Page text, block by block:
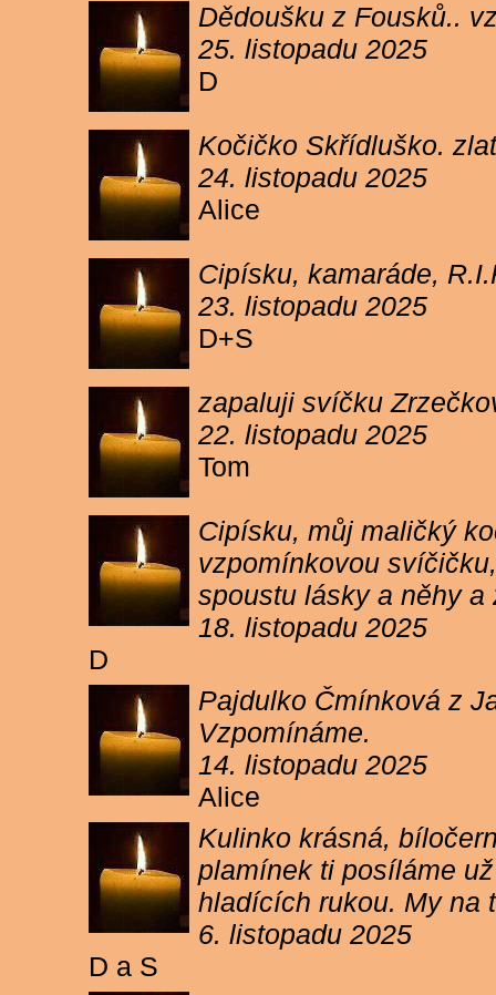
Dědoušku z Fousků..
25. listopadu 2025
D
Kočičko Skřídluško.
24. listopadu 2025
Alice
Cipísku, kamaráde,
23. listopadu 2025
D+S
zapaluji svíčku
22. listopadu 2025
Tom
Cipísku, můj maličký
vzpomínkovou
spoustu lásky a něhy
18. listopadu 2025
D
Pajdulko Čmínková z
Vzpomínáme.
14. listopadu 2025
Alice
Kulinko krásná,
plamínek ti posíláme
hladících rukou. My na
6. listopadu 2025
D a S